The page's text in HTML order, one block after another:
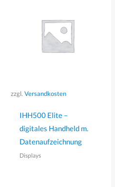
zzgl. Versandkosten
IHH500 Elite –
digitales Handheld m.
Datenaufzeichnung
Displays